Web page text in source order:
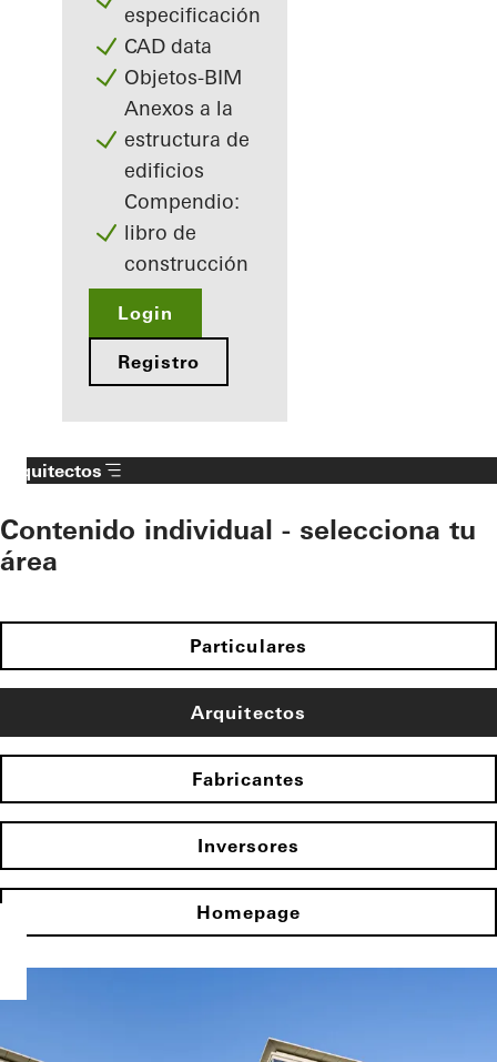
especificación
CAD data
Objetos-BIM
Anexos a la
estructura de
edificios
Compendio:
libro de
construcción
Login
Registro
Arquitectos
Contenido individual - selecciona tu
área
Particulares
Arquitectos
Fabricantes
Inversores
Homepage